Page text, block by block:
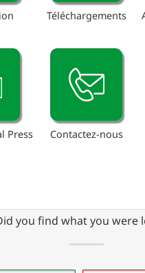
Téléchargements
Press Contactez-nous
you find what you were